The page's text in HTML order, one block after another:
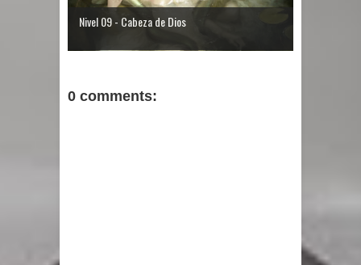
Nivel 09 - Cabeza de Dios
0 comments: